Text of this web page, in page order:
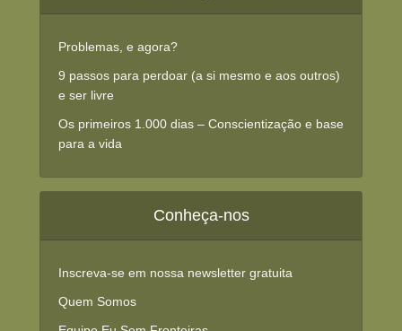
Problemas, e agora?
9 passos para perdoar (a si mesmo e aos outros)
e ser livre
Os primeiros 1.000 dias – Conscientização e base
para a vida
Conheça-nos
Inscreva-se em nossa newsletter gratuita
Quem Somos